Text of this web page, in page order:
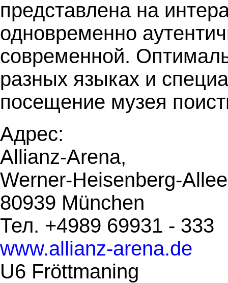
представлена на
одновременно
современной.
разных языках и
посещение музея
Адрес:
Allianz-Arena,
Werner-Heisenberg-
80939 München
Тел. +4989 69931 - 333
www.allianz-arena.de
U6 Fröttmaning